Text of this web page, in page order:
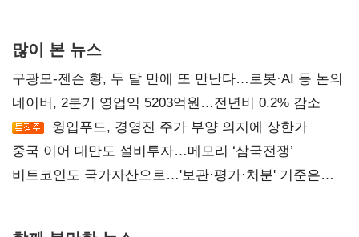
많이 본 뉴스
구광모-젠슨 황, 두 달 만에 또 만난다…로봇·AI 등 논의
네이버, 2분기 영업익 5203억원…전년비 0.2% 감소
윙입푸드, 경영진 주가 부양 의지에 상한가
중국 이어 대만도 설비투자…메모리 ‘삼국전쟁’
비트코인도 국가자산으로…'보관·평가·처분' 기준은